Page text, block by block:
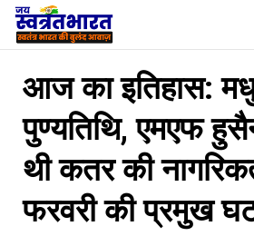
आज का इतिहास:
पुण्‍यतिथि, एमएफ
थी कतर की
फरवरी की प्रमुख